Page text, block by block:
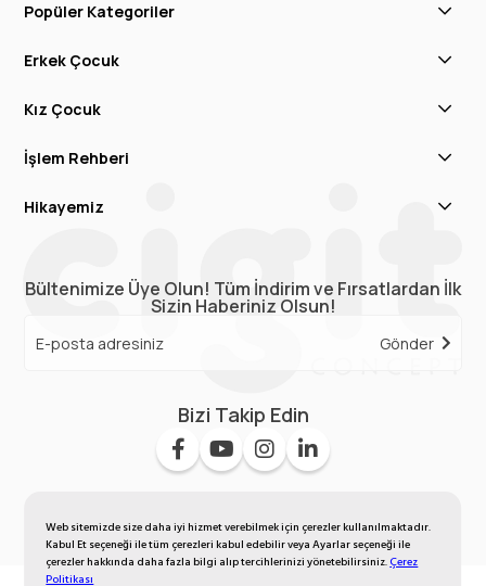
Web sitemizde size daha iyi hizmet verebilmek için çerezler kullanılmaktadır.
Kabul Et seçeneği ile tüm çerezleri kabul edebilir veya Ayarlar seçeneği ile
çerezler hakkında daha fazla bilgi alıp tercihlerinizi yönetebilirsiniz.Çerez
Politikası
Popüler Kategoriler
Erkek Çocuk
Kız Çocuk
İşlem Rehberi
Hikayemiz
Bültenimize Üye Olun! Tüm İndirim ve Fırsatlardan İlk
Sizin Haberiniz Olsun!
Gönder
Bizi Takip Edin